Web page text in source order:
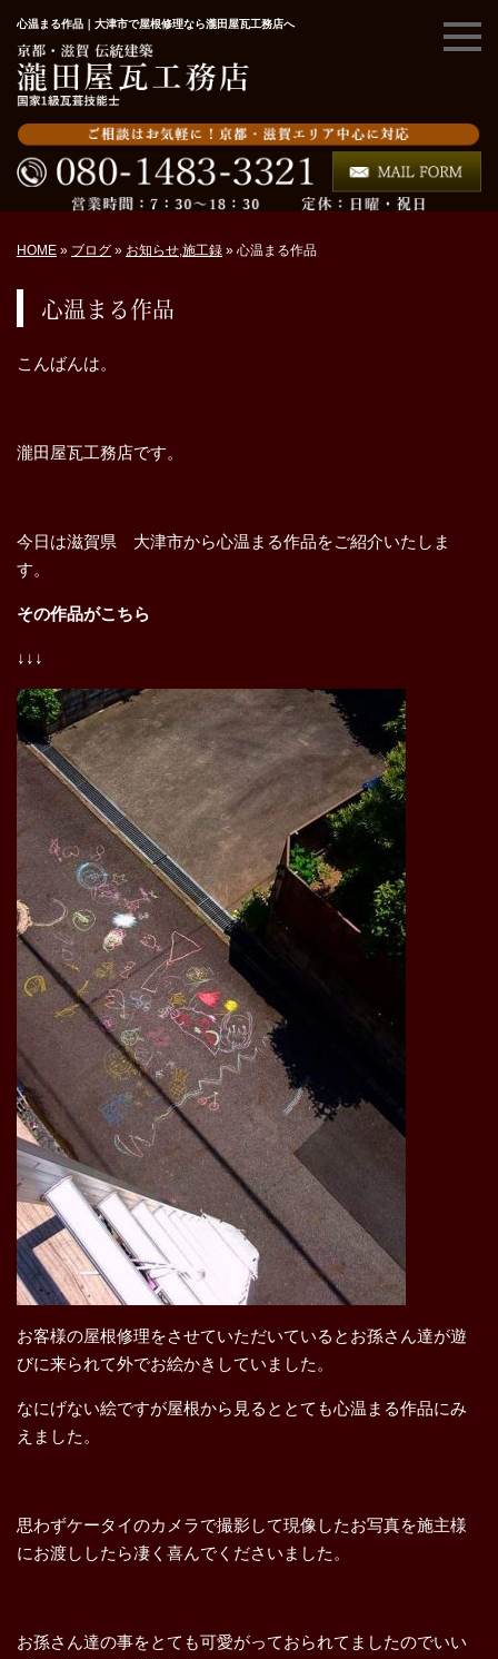
心温まる作品｜大津市で屋根修理なら瀧田屋瓦工務店へ
HOME » ブログ » お知らせ,施工録 » 心温まる作品
心温まる作品
こんばんは。
瀧田屋瓦工務店です。
今日は滋賀県 大津市から心温まる作品をご紹介いたしま
す。
その作品がこちら
↓↓↓
お客様の屋根修理をさせていただいているとお孫さん達が遊
びに来られて外でお絵かきしていました。
なにげない絵ですが屋根から見るととても心温まる作品にみ
えました。
思わずケータイのカメラで撮影して現像したお写真を施主様
にお渡ししたら凄く喜んでくださいました。
お孫さん達の事をとても可愛がっておられてましたのでいい